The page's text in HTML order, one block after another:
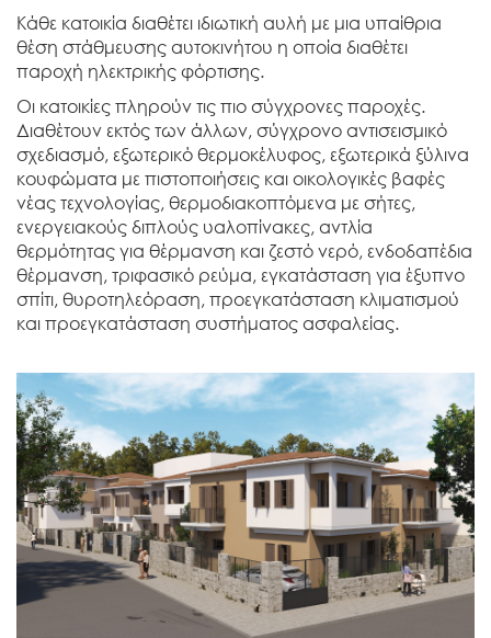
Κάθε κατοικία διαθέτει ιδιωτική αυλή με μια υπαίθρια
θέση στάθμευσης αυτοκινήτου η οποία διαθέτει
παροχή ηλεκτρικής φόρτισης.
Οι κατοικίες πληρούν τις πιο σύγχρονες παροχές.
Διαθέτουν εκτός των άλλων, σύγχρονο αντισεισμικό
σχεδιασμό, εξωτερικό θερμοκέλυφος, εξωτερικά ξύλινα
κουφώματα με πιστοποιήσεις και οικολογικές βαφές
νέας τεχνολογίας, θερμοδιακοπτόμενα με σήτες,
ενεργειακούς διπλούς υαλοπίνακες, αντλία
θερμότητας για θέρμανση και ζεστό νερό, ενδοδαπέδια
θέρμανση, τριφασικό ρεύμα, εγκατάσταση για έξυπνο
σπίτι, θυροτηλεόραση, προεγκατάσταση κλιματισμού
και προεγκατάσταση συστήματος ασφαλείας.